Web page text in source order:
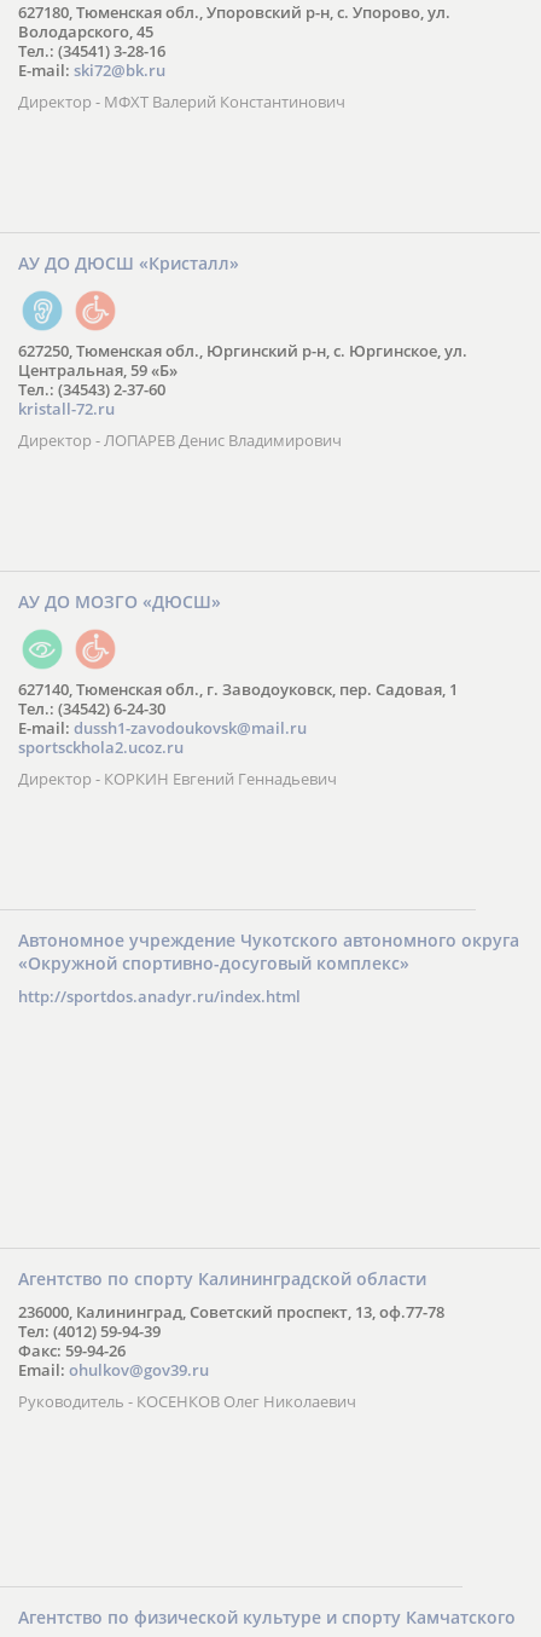
627180, Тюменская обл., Упоровский р-н, с. Упорово, ул.
Володарского, 45
Тел.: (34541) 3-28-16
E-mail: ski72@bk.ru
Директор - МФХТ Валерий Константинович
АУ ДО ДЮСШ «Кристалл»
627250, Тюменская обл., Юргинский р-н, с. Юргинское, ул.
Центральная, 59 «Б»
Тел.: (34543) 2-37-60
kristall-72.ru
Директор - ЛОПАРЕВ Денис Владимирович
АУ ДО МОЗГО «ДЮСШ»
627140, Тюменская обл., г. Заводоуковск, пер. Садовая, 1
Тел.: (34542) 6-24-30
​E-mail: dussh1-zavodoukovsk@mail.ru
sportsckhola2.ucoz.ru
Директор - КОРКИН Евгений Геннадьевич
Автономное учреждение Чукотского автономного округа
«Окружной спортивно-досуговый комплекс»
http://sportdos.anadyr.ru/index.html
Агентство по спорту Калининградской области
236000, Калининград, Советский проспект, 13, оф.77-78
Тел: (4012) 59-94-39
Факс: 59-94-26
Email: ohulkov@gov39.ru
Руководитель - КОСЕНКОВ Олег Николаевич
Агентство по физической культуре и спорту Камчатского